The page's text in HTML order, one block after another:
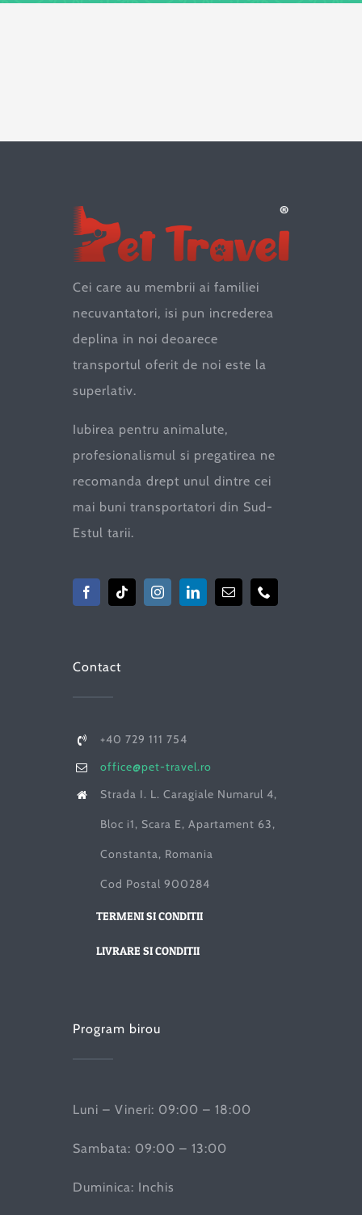
Cei care au membrii ai familiei
necuvantatori, isi pun increderea
deplina in noi deoarece
transportul oferit de noi este la
superlativ.
Iubirea pentru animalute,
profesionalismul si pregatirea ne
recomanda drept unul dintre cei
mai buni transportatori din Sud-
Estul tarii.
Contact
+40 729 111 754
office@pet-travel.ro
Strada I. L. Caragiale Numarul 4,
Bloc i1, Scara E, Apartament 63,
Constanta, Romania
Cod Postal 900284
TERMENI SI CONDITII
LIVRARE SI CONDITII
Program birou
Luni – Vineri: 09:00 – 18:00
Sambata: 09:00 – 13:00
Duminica: Inchis